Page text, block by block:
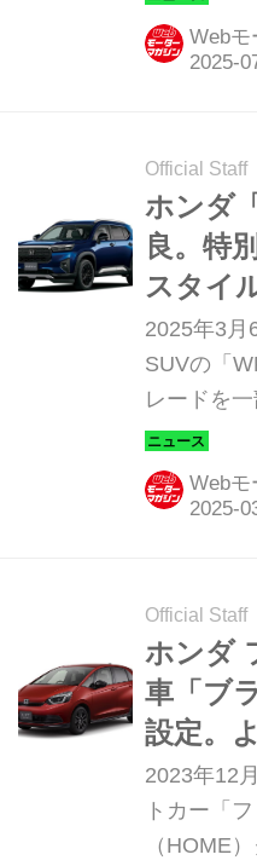
た。7月21
Japanが設
な印象に仕
Webモ
Official Staff
ホンダ
良。特
スタイ
2025年3月
SUVの「
レードを
レードにブ
パーツを
クスタイル
Webモ
Official Staff
ホンダ
車「ブ
設定。
ザイン
2023年12
トカー「
（HOME